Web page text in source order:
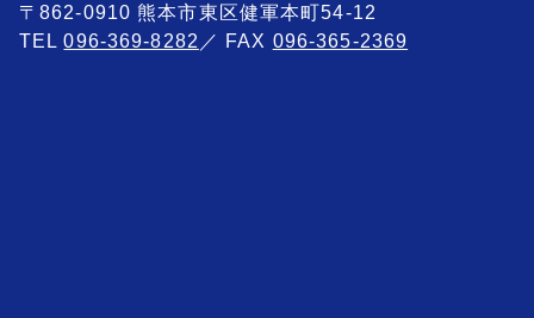
〒862-0910 熊本市東区健軍本町54-12
TEL096-369-8282 ／ FAX 096-365-2369